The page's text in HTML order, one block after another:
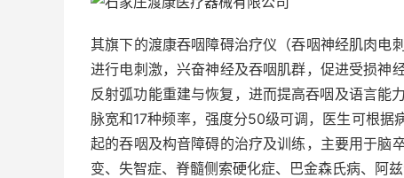
其旗下的渡康吞咽障碍治疗仪（吞咽神经肌肉电
进行电刺激，兴奋神经及吞咽肌群，促进受损神
反射弧功能重建与恢复，进而提高吞咽及语言能
脉宽和17种频率，强度分50级可调，医生可根据
起的吞咽及构音障碍的治疗及训练，主要用于脑
变、失智症、脊髓侧索硬化症、巴金森氏病、阿兹